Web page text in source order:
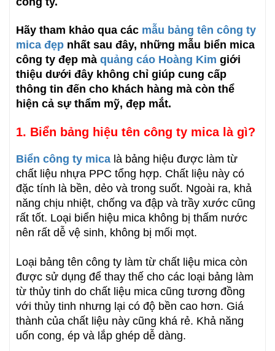
Hãy tham khảo qua các mẫu bảng tên công ty
mica đẹp nhất sau đây, những mẫu biển mica
công ty đẹp mà quảng cáo Hoàng Kim giới
thiệu dưới đây không chỉ giúp cung cấp
thông tin đến cho khách hàng mà còn thể
hiện cả sự thẩm mỹ, đẹp mắt.
1. Biển bảng hiệu tên công ty mica là gì?
Biển công ty mica là bảng hiệu được làm từ
chất liệu nhựa PPC tổng hợp. Chất liệu này có
đặc tính là bền, dẻo và trong suốt. Ngoài ra, khả
năng chịu nhiệt, chống va đập và trầy xước cũng
rất tốt. Loại biển hiệu mica không bị thấm nước
nên rất dễ vệ sinh, không bị mối mọt.
Loại bảng tên công ty làm từ chất liệu mica còn
được sử dụng để thay thế cho các loại bảng làm
từ thủy tinh do chất liệu mica cũng tương đồng
với thủy tinh nhưng lại có độ bền cao hơn. Giá
thành của chất liệu này cũng khá rẻ. Khả năng
uốn cong, ép và lắp ghép dễ dàng.